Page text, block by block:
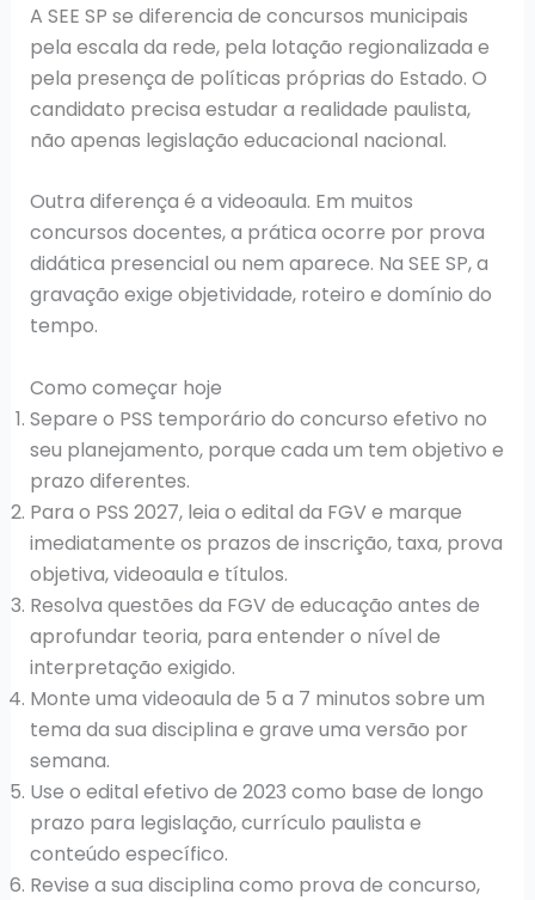
A SEE SP se diferencia de concursos municipais
pela escala da rede, pela lotação regionalizada e
pela presença de políticas próprias do Estado. O
candidato precisa estudar a realidade paulista,
não apenas legislação educacional nacional.
Outra diferença é a videoaula. Em muitos
concursos docentes, a prática ocorre por prova
didática presencial ou nem aparece. Na SEE SP, a
gravação exige objetividade, roteiro e domínio do
tempo.
Como começar hoje
Separe o PSS temporário do concurso efetivo no
seu planejamento, porque cada um tem objetivo e
prazo diferentes.
Para o PSS 2027, leia o edital da FGV e marque
imediatamente os prazos de inscrição, taxa, prova
objetiva, videoaula e títulos.
Resolva questões da FGV de educação antes de
aprofundar teoria, para entender o nível de
interpretação exigido.
Monte uma videoaula de 5 a 7 minutos sobre um
tema da sua disciplina e grave uma versão por
semana.
Use o edital efetivo de 2023 como base de longo
prazo para legislação, currículo paulista e
conteúdo específico.
Revise a sua disciplina como prova de concurso,